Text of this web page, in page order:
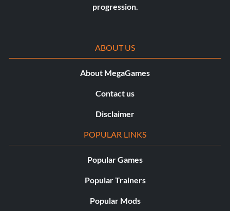
progression.
ABOUT US
About MegaGames
Contact us
Disclaimer
POPULAR LINKS
Popular Games
Popular Trainers
Popular Mods